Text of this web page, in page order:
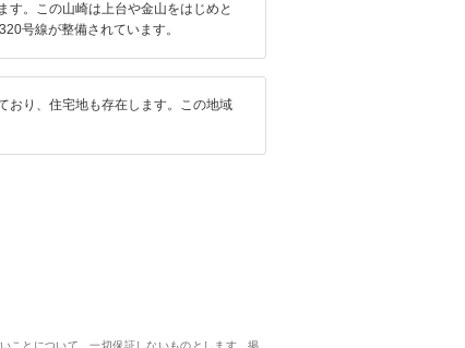
す。この山崎は上台や金山をはじめと
号線が整備されています。
おり、住宅地も存在します。この地域
ことについて、一切保証しないものとします。掲